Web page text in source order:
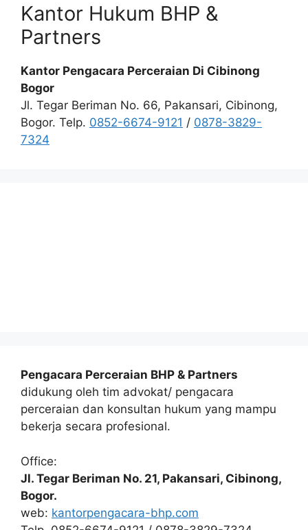
Kantor Hukum BHP &
Partners
Kantor Pengacara Perceraian Di Cibinong
Bogor
Jl. Tegar Beriman No. 66, Pakansari, Cibinong,
Bogor. Telp. 0852-6674-9121 / 0878-3829-
7324
Pengacara Perceraian BHP & Partners
didukung oleh tim advokat/ pengacara
perceraian dan konsultan hukum yang mampu
bekerja secara profesional.
Office:
Jl. Tegar Beriman No. 21, Pakansari, Cibinong,
Bogor.
web: kantorpengacara-bhp.com